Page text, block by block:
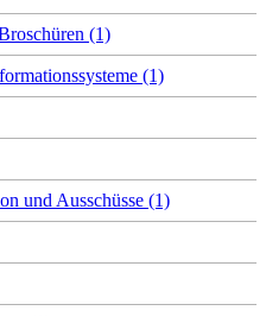
(1)
(1)
und Ausschüsse (1)